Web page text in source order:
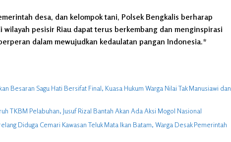
desa, dan kelompok tani, Polsek Bengkalis berharap
pesisir Riau dapat terus berkembang dan menginspirasi
dalam mewujudkan kedaulatan pangan Indonesia.*
Besaran Sagu Hati Bersifat Final, Kuasa Hukum Warga Nilai Tak Manusiawi dan
TKBM Pelabuhan, Jusuf Rizal Bantah Akan Ada Aksi Mogol Nasional
Diduga Cemari Kawasan Teluk Mata Ikan Batam, Warga Desak Pemerintah